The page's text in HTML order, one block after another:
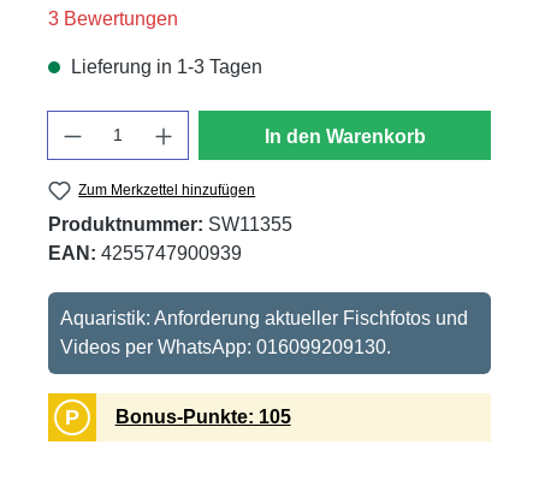
Durchschnittliche Bewertung von 5 von 5 Sternen
3 Bewertungen
Lieferung in 1-3 Tagen
In den Warenkorb
Zum Merkzettel hinzufügen
Produktnummer: SW11355
EAN: 4255747900939
Aquaristik: Anforderung aktueller Fischfotos und
Videos per WhatsApp: 016099209130.
P Bonus-Punkte: 105